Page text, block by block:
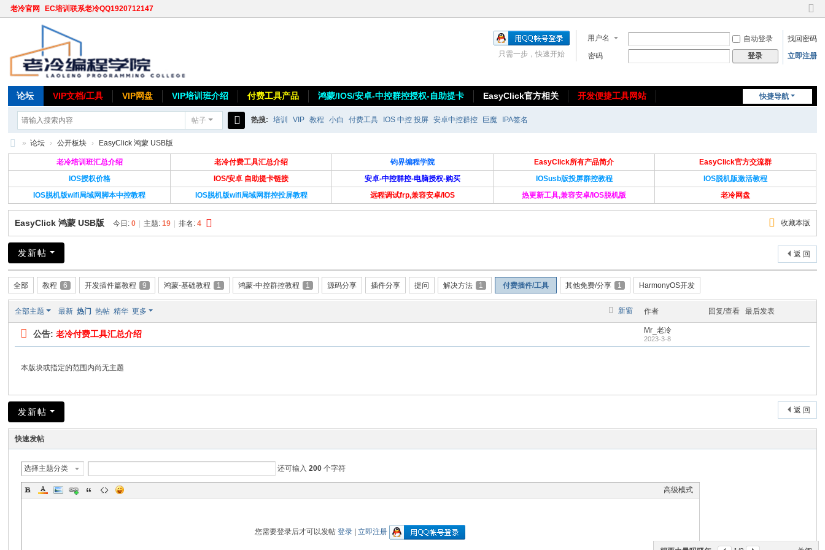
老冷官网 EC培训联系老冷QQ1920712147
切
到
窄
用户名 自动登录
找回密码
密码
登录 立即注册
只需一步，快速开始
快捷导航
论坛 VIP文档/工具 VIP网盘 VIP培训班介绍 付费工具产品 鸿蒙/IOS/安卓-中控群控授权-自助提卡 EasyClick官方相关
开发便捷工具网站
帖子
索
热搜: 培训 VIP 教程 小白 付费工具 IOS 中控 投屏 安卓中控群控 巨魔 IPA签名
» 论坛 › 公开板块 › EasyClick 鸿蒙 USB版
老冷培训班汇总介绍 老冷付费工具汇总介绍 钧界编程学院 EasyClick所有产品简介
EasyClick官方交流群
IOS授权价格
IOS/安卓 自助提卡链接 安卓-中控群控-电脑授权-购买 IOSusb版投屏群控教程
IOS脱机版激活教程
IOS脱机版wifi局域网脚本中控教程
IOS脱机版wifi局域网群控投屏教程 远程调试frp,兼容安卓/IOS 热更新工具,兼容安卓/IOS脱机版 老冷网盘
收藏本版
EasyClick 鸿蒙 USB版 今日:0 主题:19 排名:4
返 回
发新帖
全部 教程 6 开发插件篇教程 9 鸿蒙-基础教程 1 鸿蒙-中控群控教程 1 源码分享 插件分享 提问 解决方法 1 付费插件/工具 其他免费/分享 1 HarmonyOS开发
新窗
全部主题 最新 热门 热帖 精华 更多 作者 回复/查看 最后发表
公告:老冷付费工具汇总介绍 Mr_老冷
2023-3-8
本版块或指定的范围内尚无主题
返 回
发新帖
快速发帖
选择主题分类 还可输入200 个字符
高级模式
您需要登录后才可以发帖登录 |立即注册